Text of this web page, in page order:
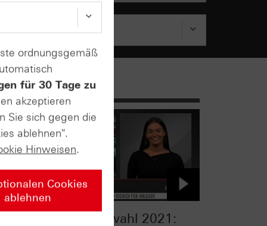
Bundestagswahl 2021:
ordnungsgemäß
für 30 Tage zu
akzeptieren
Sie sich gegen die
ablehnen".
Hinweisen.
Cookies
ablehnen